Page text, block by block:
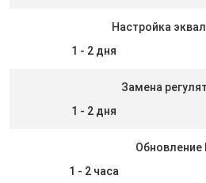
Настройка
1 - 2 дня
Замена
1 - 2 дня
Обновление
1 - 2 часа